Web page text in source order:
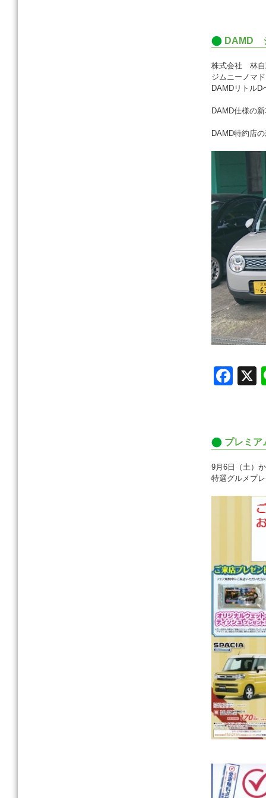
e
b
o
o
k
DAMD
株式会社 林
ジムニーノマ
DAMDリトルD
DAMD仕様の
DAMD特約店
F
e
b
o
プレミ
9月6日（土）
特選グルメプ